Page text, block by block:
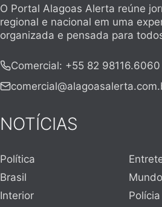
O Portal Alagoas Alerta reúne
regional e nacional em uma
organizada e pensada para
Comercial: +55 82 98116.6060
NOTÍCIAS
Política
Brasil
Mundo
Interior
Polícia